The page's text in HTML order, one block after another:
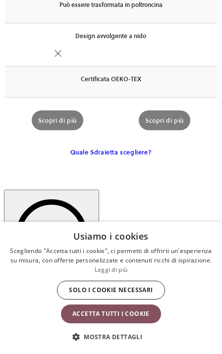
Può essere trasformata in poltroncina
Design avvolgente a nido
Certificata OEKO-TEX
Scopri di più Scopri di più
Quale Sdraietta scegliere?
Caratteristiche e vantaggi
Cos'ha di speciale la Sdraietta Balance Soft?
La Sdraietta Balance Soft è una sdraietta leggera e maneggevole
Usiamo i cookies
Scegliendo "Accetta tutti i cookie", ci permetti di offrirti un'esperienza
su misura, con offerte personalizzate e contenuti ricchi di ispirazione.
Leggi di più
ACCETTA TUTTI I COOKIE
SOLO I COOKIE NECESSARI
MOSTRA DETTAGLI